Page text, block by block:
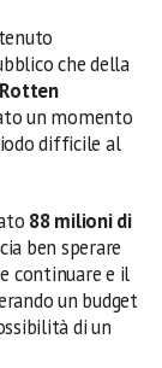
che della
un momento
difficile al
88 milioni di
ben sperare
continuare e il
un budget
di un